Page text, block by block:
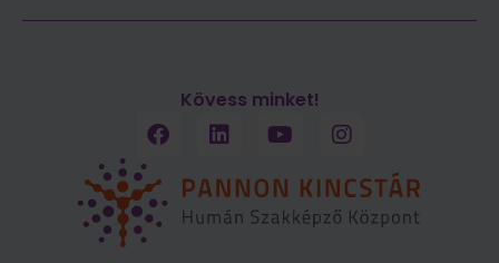
Kövess minket!